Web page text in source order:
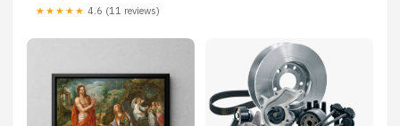
★★★★★ 4.6 (11 reviews)